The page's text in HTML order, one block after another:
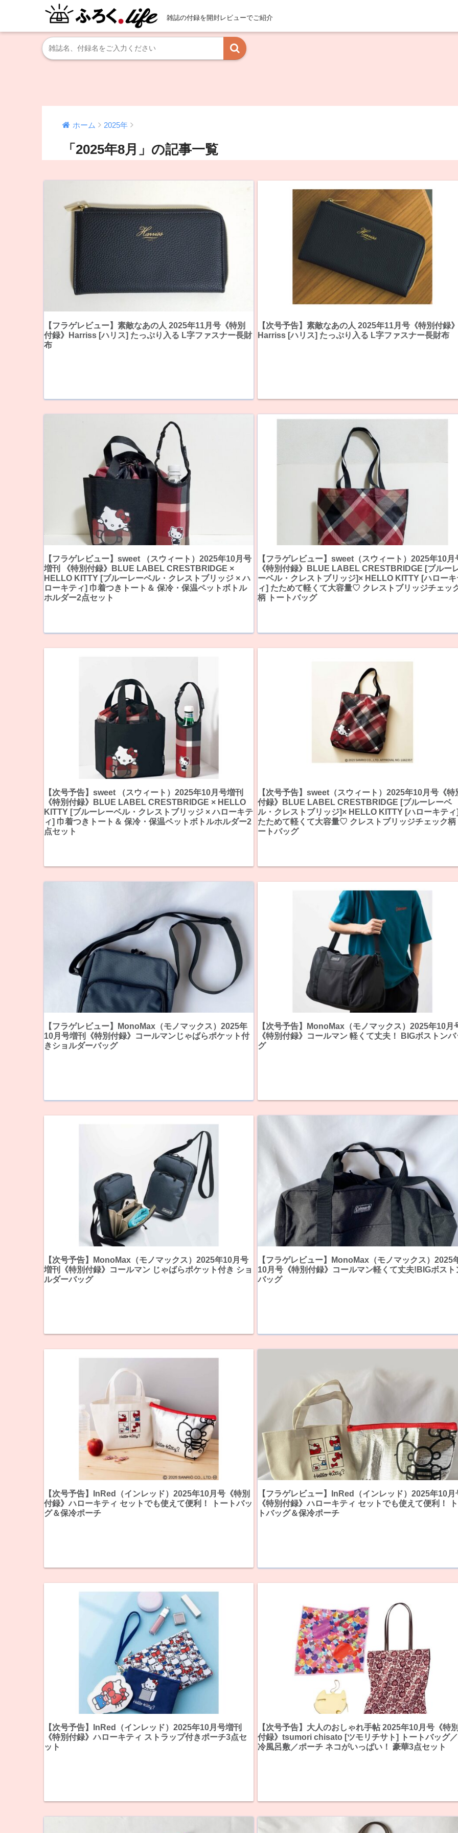
雑誌の付録を開封レビューでご紹介
ホーム 2025年
「2025年8月」の記事一覧
【フラゲレビュー】素敵なあの人 2025年11月号《特別
付録》Harriss [ハリス] たっぷり入る L字ファスナー長財
布
【次号予告】素敵なあの人 2025年11月号《特別付録
Harriss [ハリス] たっぷり入る L字ファスナー長財布
【フラゲレビュー】sweet （スウィート）2025年10月号
増刊 《特別付録》BLUE LABEL CRESTBRIDGE ×
HELLO KITTY [ブルーレーベル・クレストブリッジ × ハ
ローキティ] 巾着つきトート＆ 保冷・保温ペットボトル
ホルダー2点セット
【フラゲレビュー】sweet（スウィート）2025年10月
《特別付録》BLUE LABEL CRESTBRIDGE [ブルー
ーベル・クレストブリッジ]× HELLO KITTY [ハローキ
ィ] たためて軽くて大容量♡ クレストブリッジチェッ
柄 トートバッグ
【次号予告】sweet （スウィート）2025年10月号増刊
《特別付録》BLUE LABEL CRESTBRIDGE × HELLO
KITTY [ブルーレーベル・クレストブリッジ × ハローキテ
ィ] 巾着つきトート＆ 保冷・保温ペットボトルホルダー2
点セット
【次号予告】sweet（スウィート）2025年10月号《特
付録》BLUE LABEL CRESTBRIDGE [ブルーレーベ
ル・クレストブリッジ]× HELLO KITTY [ハローキティ
たためて軽くて大容量♡ クレストブリッジチェック柄
ートバッグ
【フラゲレビュー】MonoMax（モノマックス）2025年
10月号増刊《特別付録》コールマンじゃばらポケット付
きショルダーバッグ
【次号予告】MonoMax（モノマックス）2025年10月
《特別付録》コールマン 軽くて丈夫！ BIGボストンバ
グ
【次号予告】MonoMax（モノマックス）2025年10月号
増刊《特別付録》コールマン じゃばらポケット付き ショ
ルダーバッグ
【フラゲレビュー】MonoMax（モノマックス）2025
10月号《特別付録》コールマン軽くて丈夫!BIGボスト
バッグ
【次号予告】InRed（インレッド）2025年10月号《特別
付録》ハローキティ セットでも使えて便利！ トートバッ
グ＆保冷ポーチ
【フラゲレビュー】InRed（インレッド）2025年10月
《特別付録》ハローキティ セットでも使えて便利！
トバッグ＆保冷ポーチ
【次号予告】InRed（インレッド）2025年10月号増刊
《特別付録》ハローキティ ストラップ付きポーチ3点セ
ット
【次号予告】大人のおしゃれ手帖 2025年10月号《特
付録》tsumori chisato [ツモリチサト] トートバッグ
冷風呂敷／ポーチ ネコがいっぱい！ 豪華3点セット